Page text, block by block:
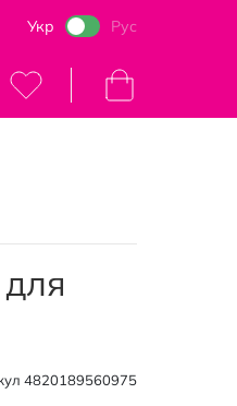
Укр Рус
Кошик
4820189560975